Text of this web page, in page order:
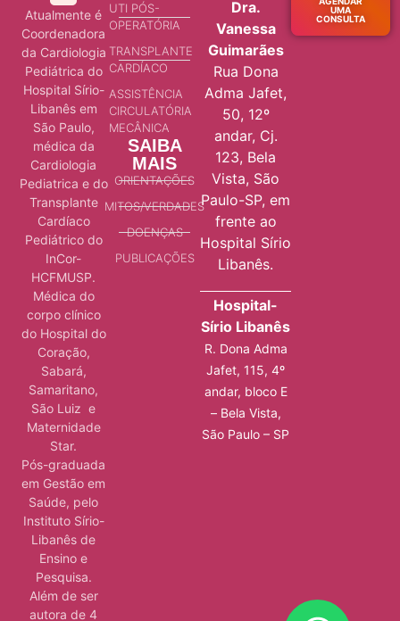
Atualmente é
Coordenadora
da Cardiologia
Pediátrica do
Hospital Sírio-
Libanês em
São Paulo,
médica da
Cardiologia
Pediatrica e do
Transplante
Cardíaco
Pediátrico do
InCor-
HCFMUSP.
Médica do
corpo clínico
do Hospital do
Coração,
Sabará,
Samaritano,
São Luiz e
Maternidade
Star.
Pós-graduada
em Gestão em
Saúde, pelo
Instituto Sírio-
Libanês de
Ensino e
Pesquisa.
Além de ser
autora de 4
UTI PÓS-
OPERATÓRIA
TRANSPLANTE
CARDÍACO
ASSISTÊNCIA
CIRCULATÓRIA
MECÂNICA
SAIBA
MAIS
ORIENTAÇÕES
MITOS/VERDADES
DOENÇAS
PUBLICAÇÕES
Dra.
Vanessa
Guimarães
Rua Dona
Adma Jafet,
50, 12º
andar, Cj.
123, Bela
Vista, São
Paulo-SP, em
frente ao
Hospital Sírio
Libanês.
Hospital-
Sírio Libanês
R. Dona Adma
Jafet, 115, 4º
andar, bloco E
– Bela Vista,
São Paulo – SP
UMA
CONSULTA